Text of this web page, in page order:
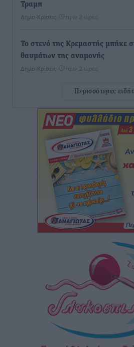
Τραμπ
Δημο-Κρίσεις πριν 2 ώρες
Το στενό της Κρεμαστής μπήκε
θαυμάτων της αναμονής
Δημο-Κρίσεις πριν 2 ώρες
ΣΕΤΕ: Σημαντική θεσμική
για τον τουρισμό
• πριν 2 ώρες
Γ. Χατζημάρκος: “Δύο μεγάλες
Γεωργιάδη” – Κίνητρα για τους
και συνεργασία Ρόδου με το
Ακτινοθεραπευτικό
Τοπικές Ειδήσεις πριν 2 ώρες
Σούπερ μάρκετ: Διευρύνεται η
για τις τιμές – Eρχονται νέες
Συνελήφθησαν έξι άτομα για
καταστήματα στο Νότιο Αιγαίο
Τοπικές Ειδήσεις• πριν 2 ώρες
15 Αυγούστου 2026: Πώς θα
εργαστούν την αργία – Τι
Περισσότερες